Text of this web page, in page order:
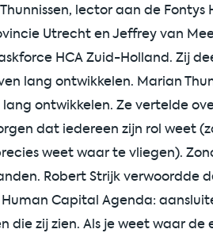
lector aan de Fontys
Utrecht en Jeffrey van
HCA Zuid-Holland. Zij
lang ontwikkelen. Marian
ontwikkelen. Ze vertelde
dat iedereen zijn rol weet
weet waar te vliegen).
Robert Strijk verwoordde
Capital Agenda:
die zij zien. Als je weet waar